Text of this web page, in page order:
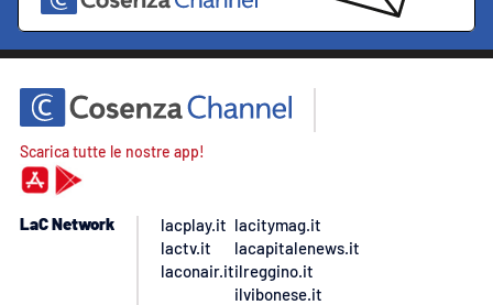
Scarica tutte le nostre app!
LaC Network
lacplay.it
lactv.it
laconair.it
lacitymag.it
lacapitalenews.it
ilreggino.it
ilvibonese.it